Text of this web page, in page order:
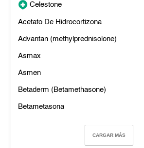
Celestone
Acetato De Hidrocortizona
Advantan (methylprednisolone)
Asmax
Asmen
Betaderm (Betamethasone)
Betametasona
CARGAR MÁS